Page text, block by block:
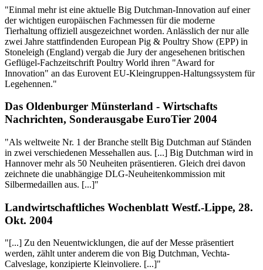
"Einmal mehr ist eine aktuelle Big Dutchman-Innovation auf einer
der wichtigen europäischen Fachmessen für die moderne
Tierhaltung offiziell ausgezeichnet worden. Anlässlich der nur alle
zwei Jahre stattfindenden European Pig & Poultry Show (EPP) in
Stoneleigh (England) vergab die Jury der angesehenen britischen
Geflügel-Fachzeitschrift Poultry World ihren "Award for
Innovation" an das Eurovent EU-Kleingruppen-Haltungssystem für
Legehennen."
Das Oldenburger Münsterland - Wirtschafts
Nachrichten, Sonderausgabe EuroTier 2004
"Als weltweite Nr. 1 der Branche stellt Big Dutchman auf Ständen
in zwei verschiedenen Messehallen aus. [...] Big Dutchman wird in
Hannover mehr als 50 Neuheiten präsentieren. Gleich drei davon
zeichnete die unabhängige DLG-Neuheitenkommission mit
Silbermedaillen aus. [...]"
Landwirtschaftliches Wochenblatt Westf.-Lippe, 28.
Okt. 2004
"[...] Zu den Neuentwicklungen, die auf der Messe präsentiert
werden, zählt unter anderem die von Big Dutchman, Vechta-
Calveslage, konzipierte Kleinvoliere. [...]"